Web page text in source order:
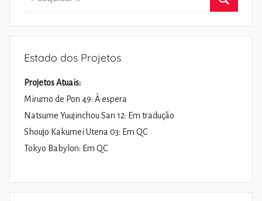
Estado dos Projetos
Projetos Atuais:
Mirumo de Pon 49: À espera
Natsume Yuujinchou San 12: Em tradução
Shoujo Kakumei Utena 03: Em QC
Tokyo Babylon: Em QC